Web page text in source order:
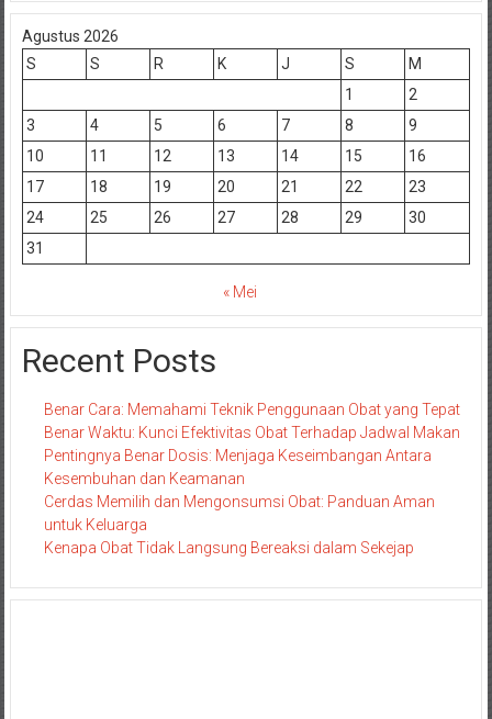
Agustus 2026
S
S R K J S
M
1
2
3
4 5 6 7 8
9
10
11 12 13 14 15
16
17
18 19 20 21 22
23
24
25 26 27 28 29
30
31
« Mei
Recent Posts
Benar Cara: Memahami Teknik Penggunaan Obat yang Tepat
Benar Waktu: Kunci Efektivitas Obat Terhadap Jadwal Makan
Pentingnya Benar Dosis: Menjaga Keseimbangan Antara
Kesembuhan dan Keamanan
Cerdas Memilih dan Mengonsumsi Obat: Panduan Aman
untuk Keluarga
Kenapa Obat Tidak Langsung Bereaksi dalam Sekejap